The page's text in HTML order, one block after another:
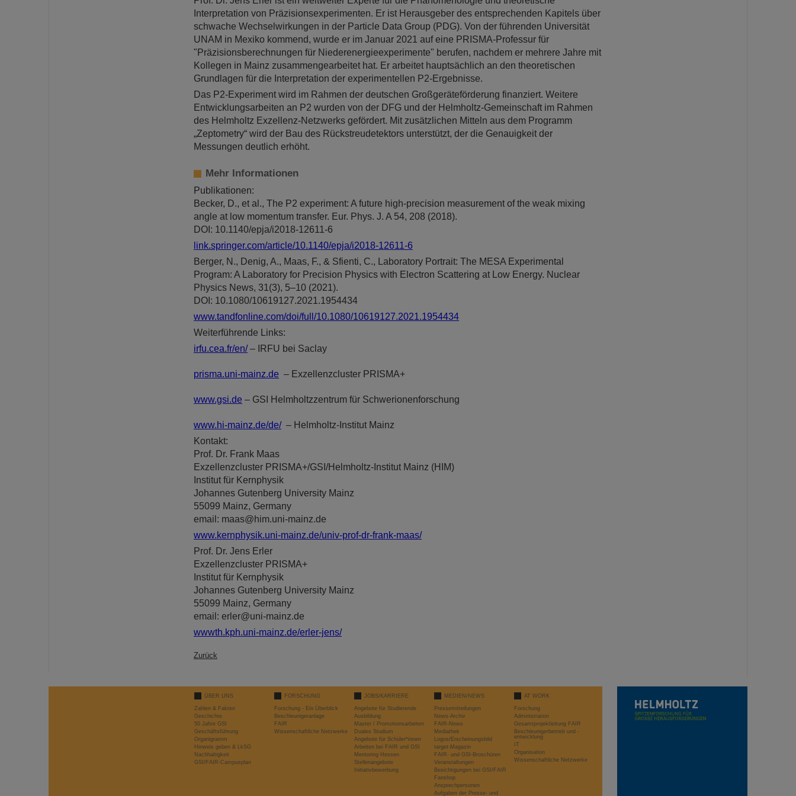
Interpretation von Präzisionsexperimenten. Er ist Herausgeber des entsprechenden Kapitels über
schwache Wechselwirkungen in der Particle Data Group (PDG). Von der führenden Universität
UNAM in Mexiko kommend, wurde er im Januar 2021 auf eine PRISMA-Professur für
"Präzisionsberechnungen für Niederenergieexperimente" berufen, nachdem er mehrere Jahre mit
Kollegen in Mainz zusammengearbeitet hat. Er arbeitet hauptsächlich an den theoretischen
Grundlagen für die Interpretation der experimentellen P2-Ergebnisse.
Das P2-Experiment wird im Rahmen der deutschen Großgeräteförderung finanziert. Weitere
Entwicklungsarbeiten an P2 wurden von der DFG und der Helmholtz-Gemeinschaft im Rahmen
des Helmholtz Exzellenz-Netzwerks gefördert. Mit zusätzlichen Mitteln aus dem Programm
„Zeptometry“ wird der Bau des Rückstreudetektors unterstützt, der die Genauigkeit der
Messungen deutlich erhöht.
Mehr Informationen
Publikationen:
Becker, D., et al., The P2 experiment: A future high-precision measurement of the weak mixing
angle at low momentum transfer. Eur. Phys. J. A 54, 208 (2018).
DOI: 10.1140/epja/i2018-12611-6
link.springer.com/article/10.1140/epja/i2018-12611-6
Berger, N., Denig, A., Maas, F., & Sfienti, C., Laboratory Portrait: The MESA Experimental
Program: A Laboratory for Precision Physics with Electron Scattering at Low Energy. Nuclear
Physics News, 31(3), 5–10 (2021).
DOI: 10.1080/10619127.2021.1954434
www.tandfonline.com/doi/full/10.1080/10619127.2021.1954434
Weiterführende Links:
irfu.cea.fr/en/– IRFU bei Saclay
prisma.uni-mainz.de – Exzellenzcluster PRISMA+
www.gsi.de – GSI Helmholtzzentrum für Schwerionenforschung
www.hi-mainz.de/de/– Helmholtz-Institut Mainz
Kontakt:
Prof. Dr. Frank Maas
Exzellenzcluster PRISMA+/GSI/Helmholtz-Institut Mainz (HIM)
Institut für Kernphysik
Johannes Gutenberg University Mainz
55099 Mainz, Germany
email: maas@him.uni-mainz.de
www.kernphysik.uni-mainz.de/univ-prof-dr-frank-maas/
Prof. Dr. Jens Erler
Exzellenzcluster PRISMA+
Institut für Kernphysik
Johannes Gutenberg University Mainz
55099 Mainz, Germany
email: erler@uni-mainz.de
wwwth.kph.uni-mainz.de/erler-jens/
Zurück
ÜBER UNS
Zahlen & Fakten
Geschichte
50 Jahre GSI
Geschäftsführung
Organigramm
Hinweis geben & LkSG
Nachhaltigkeit
GSI/FAIR-Campusplan
FORSCHUNG
Forschung - Ein Überblick
Beschleunigeranlage
FAIR
Wissenschaftliche Netzwerke
JOBS/KARRIERE
Angebote für Studierende
Ausbildung
Master / Promotionsarbeiten
Duales Studium
Angebote für Schüler*innen
Arbeiten bei FAIR und GSI
Mentoring Hessen
Stellenangebote
Initiativbewerbung
MEDIEN/NEWS
Pressemitteilungen
News-Archiv
FAIR-News
Mediathek
Logos/Erscheinungsbild
target-Magazin
FAIR- und GSI-Broschüren
Veranstaltungen
Besichtigungen bei GSI/FAIR
Fanshop
Ansprechpersonen
Aufgaben der Presse- und
AT WORK
Forschung
Administration
Gesamtprojektleitung FAIR
Beschleunigerbetrieb und -
entwicklung
IT
Organisation
Wissenschaftliche Netzwerke